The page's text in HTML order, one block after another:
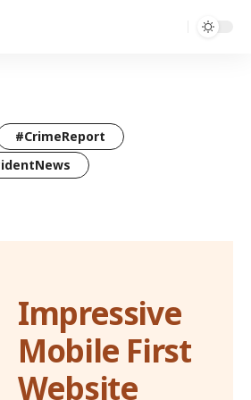
#CrimeReport
Impressive
Mobile First
Website